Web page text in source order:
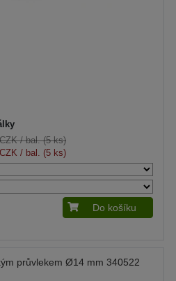
/ bal. (5 ks)
/ bal. (5 ks)
Do košíku
průvlekem Ø14 mm 340522